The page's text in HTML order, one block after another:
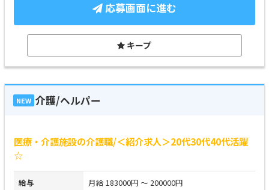
応募画面に進む
キープ
NEW 介護/ヘルパー
医療・介護施設の介護職/＜紹介求人＞20代30代40代活躍
☆
給与 月給 183000円 ～ 200000円